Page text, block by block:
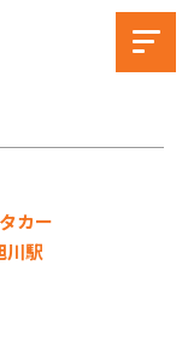
カー
川駅